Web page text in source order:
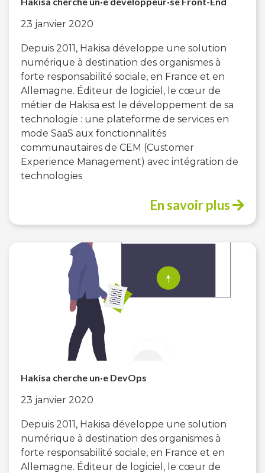
23 janvier 2020
Depuis 2011, Hakisa développe une solution
numérique à destination des organismes à
forte responsabilité sociale, en France et en
Allemagne. Éditeur de logiciel, le cœur de
métier de Hakisa est le développement de sa
technologie : une plateforme de services en
mode SaaS aux fonctionnalités
communautaires de CEM (Customer
Experience Management) avec intégration de
technologies
En savoir plus
Hakisa cherche un·e DevOps
23 janvier 2020
Depuis 2011, Hakisa développe une solution
numérique à destination des organismes à
forte responsabilité sociale, en France et en
Allemagne. Éditeur de logiciel, le cœur de